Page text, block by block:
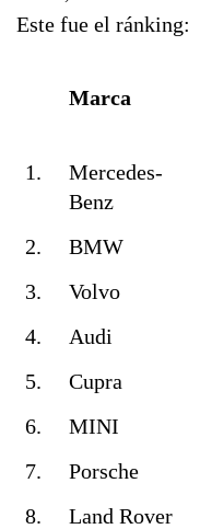
Este fue el ránking:
Marca
1.
Mercedes-
Benz
2. BMW
3.
Volvo
4.
Audi
5.
Cupra
6.
MINI
7.
Porsche
8.
Land Rover